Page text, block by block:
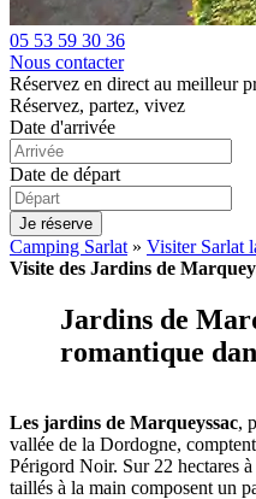
05 53 59 30 36
Nous contacter
Réservez en direct au meilleur
Réservez, partez, vivez
Date d'arrivée
Date de départ
Je réserve
Camping Sarlat » Visiter Sarlat
Visite des Jardins de
Jardins de
romantique
Les jardins de Marqueyssac,
vallée de la Dordogne,
Périgord Noir. Sur 22 hectares
taillés à la main composent un